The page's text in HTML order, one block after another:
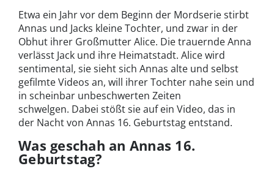
Etwa ein Jahr vor dem Beginn der Mordserie stirbt
Annas und Jacks kleine Tochter, und zwar in der
Obhut ihrer Großmutter Alice. Die trauernde Anna
verlässt Jack und ihre Heimatstadt. Alice wird
sentimental, sie sieht sich Annas alte und selbst
gefilmte Videos an, will ihrer Tochter nahe sein und
in scheinbar unbeschwerten Zeiten
schwelgen. Dabei stößt sie auf ein Video, das in
der Nacht von Annas 16. Geburtstag entstand.
Was geschah an Annas 16.
Geburtstag?